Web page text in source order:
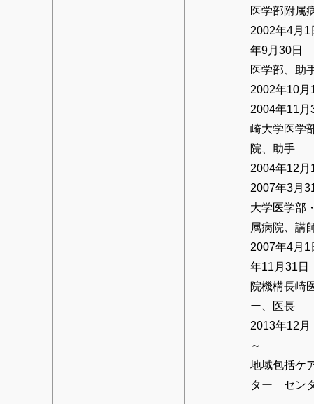
医学部附属
2002年4月1
年9月30日
医学部、助
2002年10月
2004年11
崎大学医学
院、助手
2004年12月
2007年3月
大学医学部
属病院、講
2007年4月1
年11月31
院機構長崎
ー、医長
2013年12月
地域包括ケ
ター セン